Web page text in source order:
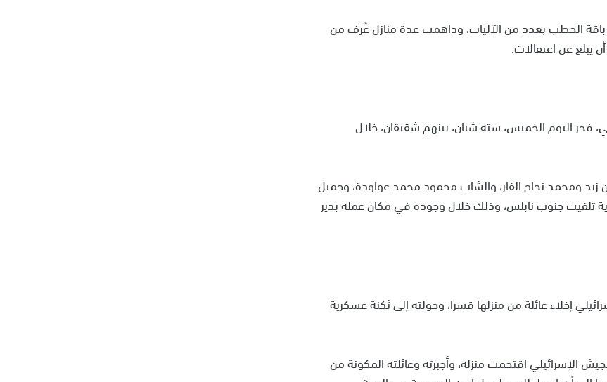
الحطب بعدد من الآليات، وداهمت عدة منازل عُرف من
يبلغ عن اعتقالات.
فجر اليوم الخميس، ستة شبان، بينهم شقيقان، خلال
زيد ومحمد نجاح الفار، والشاب محمود محمد عواودة، وجميل
تلفيت جنوب نابلس، وذلك خلال وجوده في مكان عمله بدير
إخلاء عائلة من منزلها قسرا، وحولته إلى ثكنة عسكرية
الإسرائيلي اقتحمت منزله، وأجبرته وعائلته المكونة من